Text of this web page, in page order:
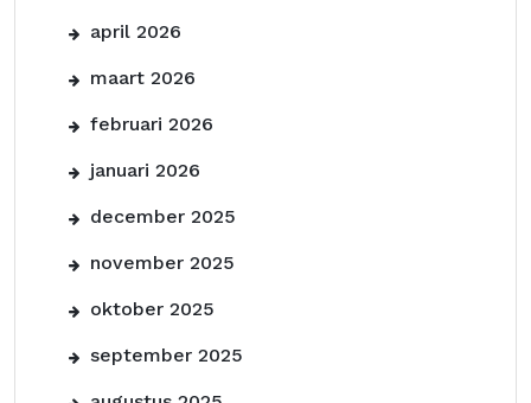
april 2026
maart 2026
februari 2026
januari 2026
december 2025
november 2025
oktober 2025
september 2025